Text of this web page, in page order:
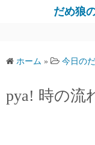
だめ狼
ホーム » 今日の
pya! 時の流